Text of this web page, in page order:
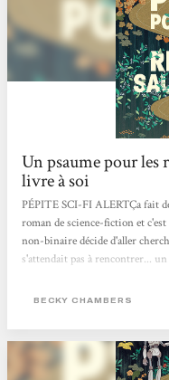
Un psaume pour les
livre à soi
PÉPITE SCI-FI ALERTÇa fait
roman de science-fiction et
non-binaire décide d'aller
s'attendait pas à rencontrer...
Ça se lit en 2 jours max, c'est
BECKY CHAMBERS